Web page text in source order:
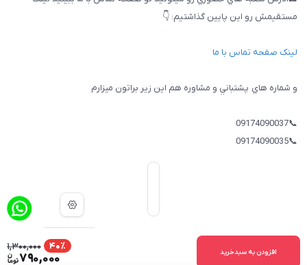
افزودن به سبدخرید
40٪ 1,300,000
790,000
مستقیمش رو این پایین گذاشتیم: 👇
لینک صفحه تماس با ما
و شماره هاي پشتباني و مشاوره هم اين زير براتون ميزارم
📞09174090037
📞09174090035